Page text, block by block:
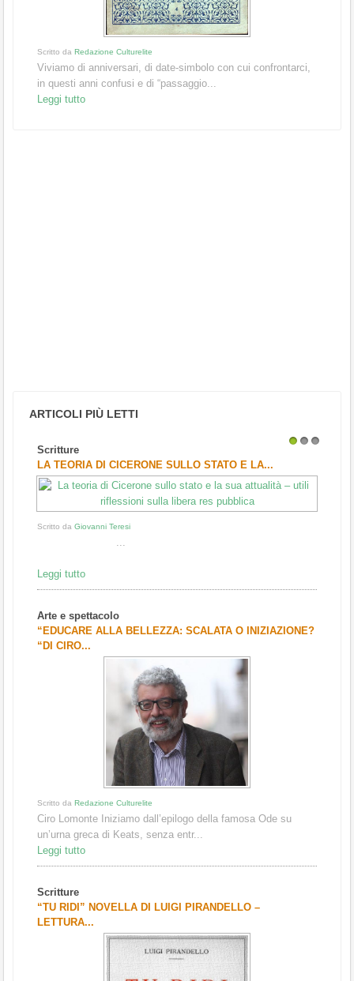
Scritto da Redazione Culturelite
Viviamo di anniversari, di date-simbolo con cui confrontarci,
in questi anni confusi e di “passaggio...
Leggi tutto
ARTICOLI PIÙ LETTI
Scritture
LA TEORIA DI CICERONE SULLO STATO E LA...
Scritto da Giovanni Teresi
...
Leggi tutto
Arte e spettacolo
“EDUCARE ALLA BELLEZZA: SCALATA O INIZIAZIONE?
“DI CIRO...
Scritto da Redazione Culturelite
Ciro Lomonte Iniziamo dall’epilogo della famosa Ode su
un’urna greca di Keats, senza entr...
Leggi tutto
Scritture
“TU RIDI” NOVELLA DI LUIGI PIRANDELLO –
LETTURA...